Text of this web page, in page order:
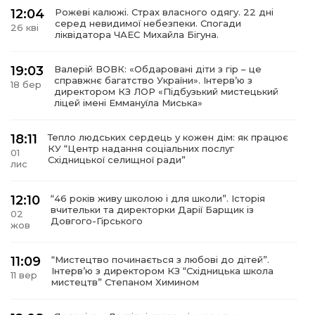
12:04
26 кві
Рожеві калюжі. Страх власного одягу. 22 дні
серед невидимої небезпеки. Спогади
ліквідатора ЧАЕС Михайла Бігуна.
19:03
18 бер
Валерій ВОВК: «Обдаровані діти з гір – це
справжнє багатство України». Інтервʼю з
директором КЗ ЛОР «Підбузький мистецький
ліцей імені Еммануїла Миська»
18:11
01
лис
Тепло людських сердець у кожен дім: як працює
КУ “Центр надання соціальних послуг
Східницької селищної ради”
12:10
02
жов
“46 років живу школою і для школи”. Історія
вчительки та директорки Дарії Барщик із
Довгого-Гірського
11:09
11 вер
“Мистецтво починається з любові до дітей”.
Інтерв’ю з директором КЗ “Східницька школа
мистецтв” Степаном Химином